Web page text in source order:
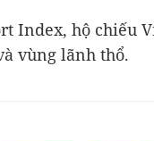
Index, hộ chiếu
vùng lãnh thổ.